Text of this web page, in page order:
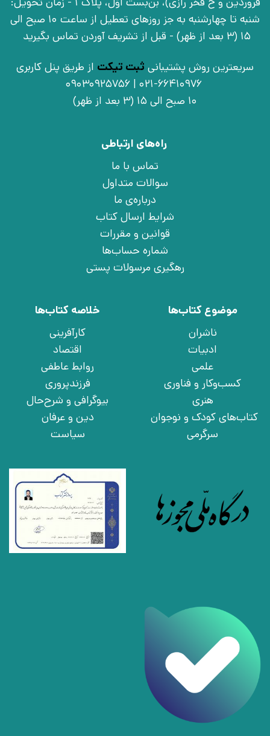
شنبه تا چهارشنبه به جز روزهای تعطیل از ساعت 10 صبح الی
15 (3 بعد از ظهر) - قبل از تشریف آوردن تماس بگیرید
سریعترین روش پشتیبانی ثبت تیکت از طریق پنل کاربری
021-66410976 | 09030925756
10 صبح الی 15 (3 بعد از ظهر)
راه‌های ارتباطی
تماس با ما
سوالات متداول
درباره‌ی ما
شرایط ارسال کتاب
قوانین و مقررات
شماره حساب‌ها
رهگیری مرسولات پستی
موضوع کتاب‌ها
ناشران
ادبیات
علمی
کسب‌وکار و فناوری
هنری
کتاب‌های کودک و نوجوان
سرگرمی
خلاصه کتاب‌ها
کارآفرینی
اقتصاد
روابط عاطفی
فرزندپروری
بیوگرافی و شرح‌حال
دین و عرفان
سیاست